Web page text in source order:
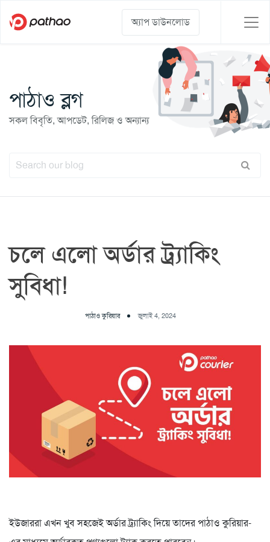
অ্যাপ ডাউনলোড
পাঠাও ব্লগ
সকল বিবৃতি, আপডেট, রিলিজ ও অন্যান্য
চলে এলো অর্ডার ট্র্যাকিং
সুবিধা!
পাঠাও কুরিয়ার জুলাই 4, 2024
ইউজাররা এখন খুব সহজেই অর্ডার ট্র্যাকিং দিয়ে তাদের পাঠাও কুরিয়ার-